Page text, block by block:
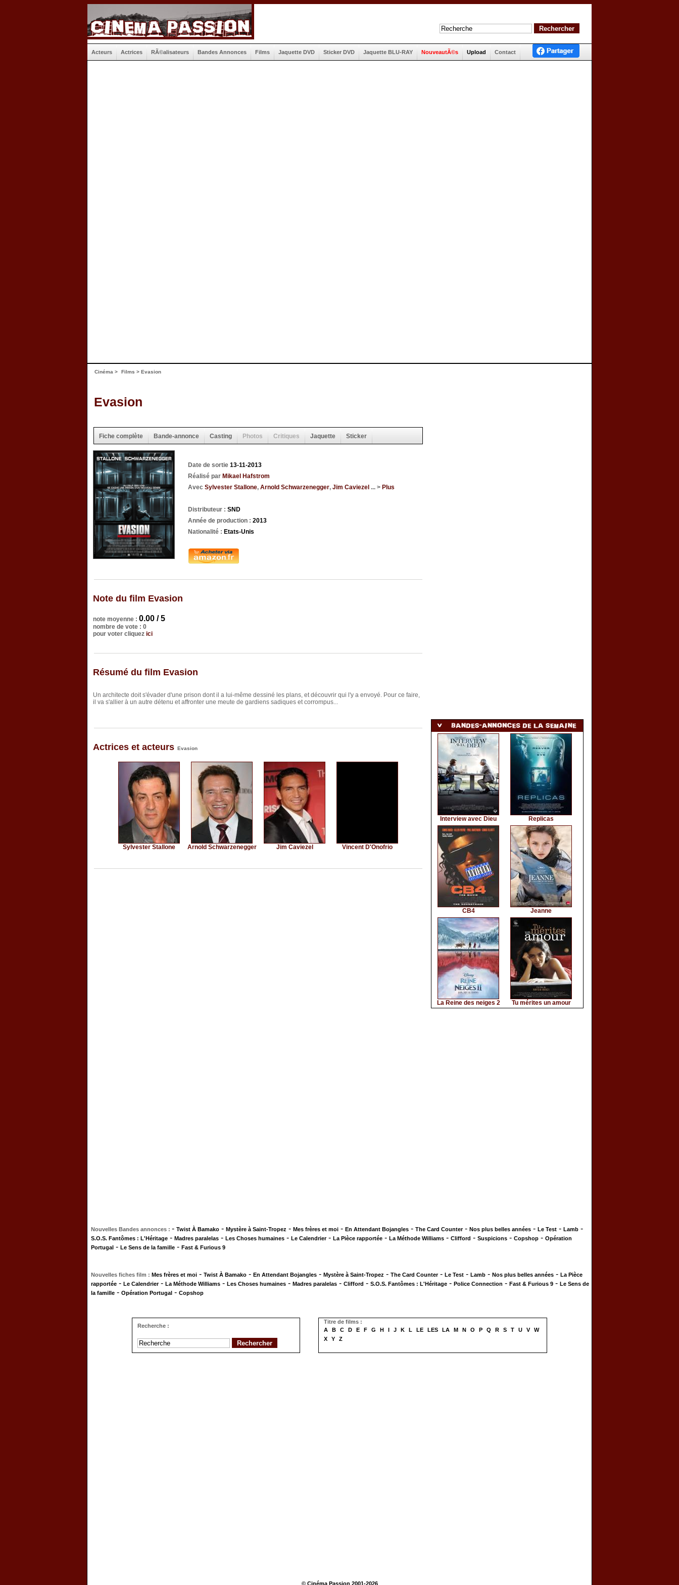
Acteurs Actrices RÃ©alisateurs Bandes Annonces Films Jaquette DVD Sticker DVD Jaquette BLU-RAY NouveautÃ©s Upload Contact
Cinéma > Films > Evasion
Evasion
Fiche complète Bande-annonce Casting Photos Critiques Jaquette Sticker
Date de sortie 13-11-2013
Réalisé par Mikael Hafstrom
Avec Sylvester Stallone, Arnold Schwarzenegger, Jim Caviezel ... > Plus
Distributeur : SND
Année de production : 2013
Nationalité : Etats-Unis
Note du film Evasion
note moyenne : 0.00 / 5
nombre de vote : 0
pour voter cliquez ici
Résumé du film Evasion
Un architecte doit s'évader d'une prison dont il a lui-même dessiné les plans, et découvrir qui l'y a envoyé. Pour ce faire,
il va s'allier à un autre détenu et affronter une meute de gardiens sadiques et corrompus...
Actrices et acteurs Evasion
Sylvester Stallone Arnold Schwarzenegger Jim Caviezel Vincent D'Onofrio
Interview avec Dieu Replicas
CB4 Jeanne
La Reine des neiges 2 Tu mérites un amour
Nouvelles Bandes annonces : - Twist À Bamako - Mystère à Saint-Tropez - Mes frères et moi - En Attendant Bojangles - The Card Counter- Nos plus belles années - Le Test - Lamb -
S.O.S. Fantômes : L'Héritage - Madres paralelas - Les Choses humaines - Le Calendrier- La Pièce rapportée - La Méthode Williams - Clifford - Suspicions - Copshop - Opération
Portugal - Le Sens de la famille - Fast & Furious 9
Nouvelles fiches film : Mes frères et moi - Twist À Bamako - En Attendant Bojangles - Mystère à Saint-Tropez - The Card Counter- Le Test - Lamb - Nos plus belles années - La Pièce
rapportée - Le Calendrier- La Méthode Williams - Les Choses humaines - Madres paralelas - Clifford - S.O.S. Fantômes : L'Héritage - Police Connection - Fast & Furious 9 - Le Sens de
la famille - Opération Portugal - Copshop
Recherche :
Titre de films :
A
B C D E F G H I J K L LE LES LA M N O P Q R S T U V
W
X
Y Z
© Cinéma Passion 2001-2026